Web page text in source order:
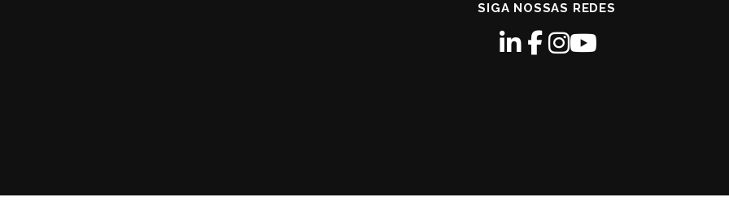
SIGA NOSSAS REDES